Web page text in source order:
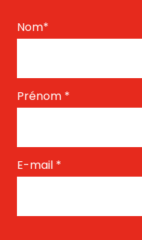
Nom*
Prénom *
E-mail *